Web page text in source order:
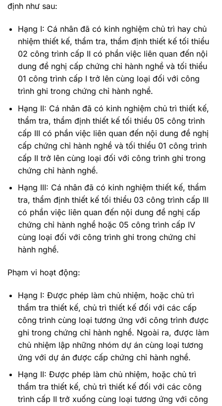
định như sau:
Hạng I: Cá nhân đã có kinh nghiệm chủ trì hay chủ
nhiệm thiết kế, thẩm tra, thẩm định thiết kế tối thiểu
02 công trình cấp II có phần việc liên quan đến nội
dung đề nghị cấp chứng chỉ hành nghề và tối thiểu
01 công trình cấp I trở lên cùng loại đối với công
trình ghi trong chứng chỉ hành nghề.
Hạng II: Cá nhân đã có kinh nghiệm chủ trì thiết kế,
thẩm tra, thẩm định thiết kế tối thiểu 05 công trình
cấp III có phần việc liên quan đến nội dung đề nghị
cấp chứng chỉ hành nghề và tối thiểu 01 công trình
cấp II trở lên cùng loại đối với công trình ghi trong
chứng chỉ hành nghề.
Hạng III: Cá nhân đã có kinh nghiệm thiết kế, thẩm
tra, thẩm định thiết kế tối thiểu 03 công trình cấp III
có phần việc liên quan đến nội dung đề nghị cấp
chứng chỉ hành nghề hoặc 05 công trình cấp IV
cùng loại đối với công trình ghi trong chứng chỉ
hành nghề.
Phạm vi hoạt động:
Hạng I: Được phép làm chủ nhiệm, hoặc chủ trì
thẩm tra thiết kế, chủ trì thiết kế đối với các cấp
công trình cùng loại tương ứng với công trình được
ghi trong chứng chỉ hành nghề. Ngoài ra, được làm
chủ nhiệm lập những nhóm dự án cùng loại tương
ứng với dự án được cấp chứng chỉ hành nghề.
Hạng II: Được phép làm chủ nhiệm, hoặc chủ trì
thẩm tra thiết kế, chủ trì thiết kế đối với các công
trình cấp II trở xuống cùng loại tương ứng với công